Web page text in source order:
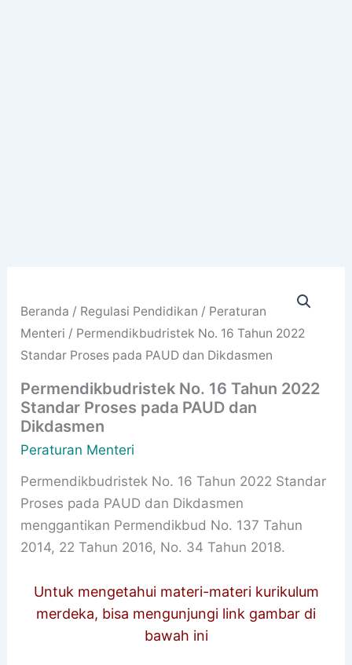
Beranda / Regulasi Pendidikan / Peraturan
Menteri / Permendikbudristek No. 16 Tahun 2022
Standar Proses pada PAUD dan Dikdasmen
Permendikbudristek No. 16 Tahun 2022
Standar Proses pada PAUD dan
Dikdasmen
Peraturan Menteri
Permendikbudristek No. 16 Tahun 2022 Standar
Proses pada PAUD dan Dikdasmen
menggantikan Permendikbud No. 137 Tahun
2014, 22 Tahun 2016, No. 34 Tahun 2018.
Untuk mengetahui materi-materi kurikulum
merdeka, bisa mengunjungi link gambar di
bawah ini